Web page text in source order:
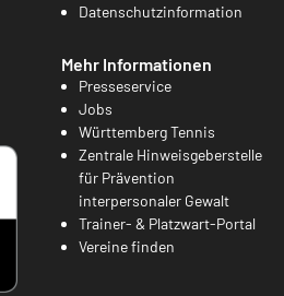
Datenschutzinformation
Mehr Informationen
Presseservice
Jobs
Württemberg Tennis
Zentrale Hinweisgeberstelle
für Prävention
interpersonaler Gewalt
Trainer- & Platzwart-Portal
Vereine finden